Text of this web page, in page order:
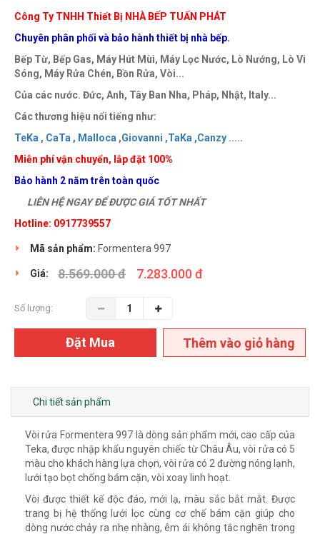
Công Ty TNHH Thiết Bị NHÀ BẾP TUẤN PHÁT
Chuyên phân phối và bảo hành thiết bị nhà bếp.
Bếp Từ, Bếp Gas, Máy Hút Mùi, Máy Lọc Nước, Lò Nướng, Lò Vi
Sóng, Máy Rửa Chén, Bồn Rửa, Vòi...
Của các nước. Đức, Anh, Tây Ban Nha, Pháp, Nhật, Italy...
Các thương hiệu nổi tiếng như:
TeKa , CaTa , Malloca ,Giovanni ,TaKa ,Canzy .....
Miễn phí vận chuyển, lắp đặt 100%
Bảo hành 2 năm trên toàn quốc
LIÊN HỆ NGAY ĐỂ ĐƯỢC GIÁ TỐT NHẤT
Hotline: 0917739557
Mã sản phẩm: Formentera 997
Giá: 8.569.000 đ 7.283.000 đ
Số lượng:
Đặt Mua Thêm vào giỏ hàng
Chi tiết sản phẩm
Vòi rửa Formentera 997 là dòng sản phẩm mới, cao cấp của
Teka, được nhập khẩu nguyên chiếc từ Châu Âu, vòi rửa có 5
màu cho khách hàng lựa chọn, vòi rửa có 2 đường nóng lạnh,
lưới tạo bọt chống bám cặn, vòi xoay linh hoạt.
Vòi được thiết kế độc đáo, mới lạ, màu sắc bắt mắt. Được
trang bị hệ thống lưới lọc cùng cơ chế bám cặn giúp cho
dòng nước chảy ra nhẹ nhàng, êm ái không tắc nghẽn trong